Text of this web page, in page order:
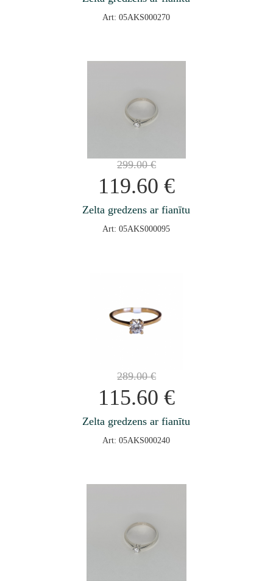
Art: 05AKS000270
299.00€
119.60 €
Zelta gredzens ar fianītu
Art: 05AKS000095
289.00€
115.60 €
Zelta gredzens ar fianītu
Art: 05AKS000240